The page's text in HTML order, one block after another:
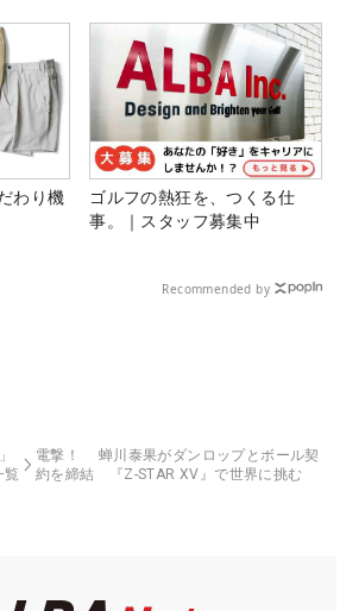
わり機
ゴルフの熱狂を、つくる仕
事。｜スタッフ募集中
Recommended by
覧
電撃！ 蝉川泰果がダンロップとボール契
約を締結 『Z-STAR XV』で世界に挑む